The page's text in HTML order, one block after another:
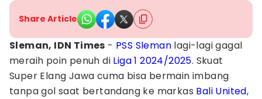
Share Article
Sleman, IDN Times - PSS Sleman lagi-lagi gagal
meraih poin penuh di Liga 1 2024/2025. Skuat
Super Elang Jawa cuma bisa bermain imbang
tanpa gol saat bertandang ke markas Bali United,